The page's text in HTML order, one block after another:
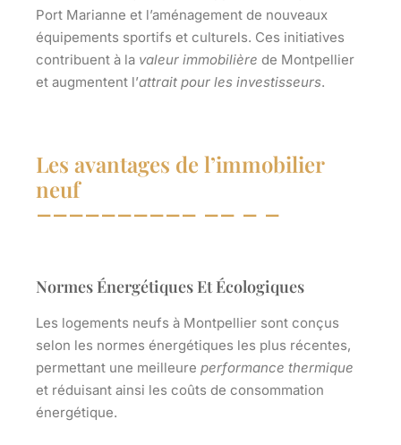
Port Marianne et l’aménagement de nouveaux
équipements sportifs et culturels. Ces initiatives
contribuent à la valeur immobilière de Montpellier
et augmentent l’attrait pour les investisseurs.
Les avantages de l’immobilier
neuf
Normes Énergétiques Et Écologiques
Les logements neufs à Montpellier sont conçus
selon les normes énergétiques les plus récentes,
permettant une meilleure performance thermique
et réduisant ainsi les coûts de consommation
énergétique.